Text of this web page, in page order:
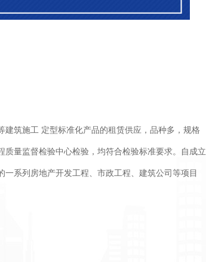
筑施工 定型标准化产品的租赁供应，品种多，规格
量监督检验中心检验，均符合检验标准要求。自成立
系列房地产开发工程、市政工程、建筑公司等项目